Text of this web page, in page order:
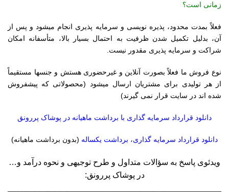
زمانی است؟
فعلاً بمدت محدود، پذیره نویسی و سرمایه پذیری انجام میشود و پس از
آن، بدلیل تکمیل شدن ظرفیت به احتمال بسیار بالا، متأسفانه امکان
شراکت و سرمایه پذیری مقدور نیست.
نوع فروش ما فعلاً بصورت آنلاین و غیرحضوری هستش و جنسها مستقیماً
از هر تولیدی برای مشتریان ارسال میشود (محصولاتی که پیشفروش
شده اند در سایت قرار نمی گیرند)
دانلود قرارداد سرمایه گذاری با برداشت ماهیانه در پوشاک پررونق
دانلود قرارداد سرمایه گذاری، برداشت یکساله (بدون برداشت ماهیانه)
ویدئوی پاسخ به سؤالات متداول و طرح توجیهی و نحوه درآمد و…
در پوشاک پررونق: